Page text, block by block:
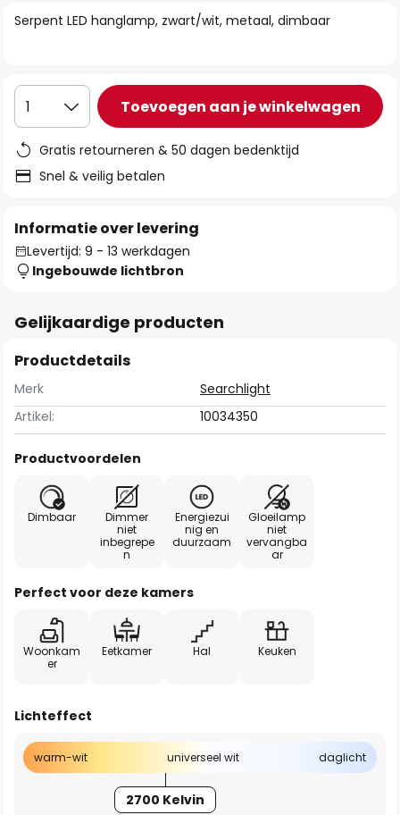
de
Serpent LED hanglamp, zwart/wit, metaal, dimbaar
1 Toevoegen aan je winkelwagen
Gratis retourneren & 50 dagen bedenktijd
Snel & veilig betalen
Informatie over levering
Levertijd: 9 - 13 werkdagen
Ingebouwde lichtbron
Gelijkaardige producten
Productdetails
Merk
Searchlight
Artikel:
10034350
Productvoordelen
Dimbaar
Dimmer
niet
inbegrepe
n
Energiezui
nig en
duurzaam
Gloeilamp
niet
vervangba
ar
Perfect voor deze kamers
Woonkam
er
Eetkamer Hal Keuken
Lichteffect
warm-wit universeel wit daglicht
2700 Kelvin